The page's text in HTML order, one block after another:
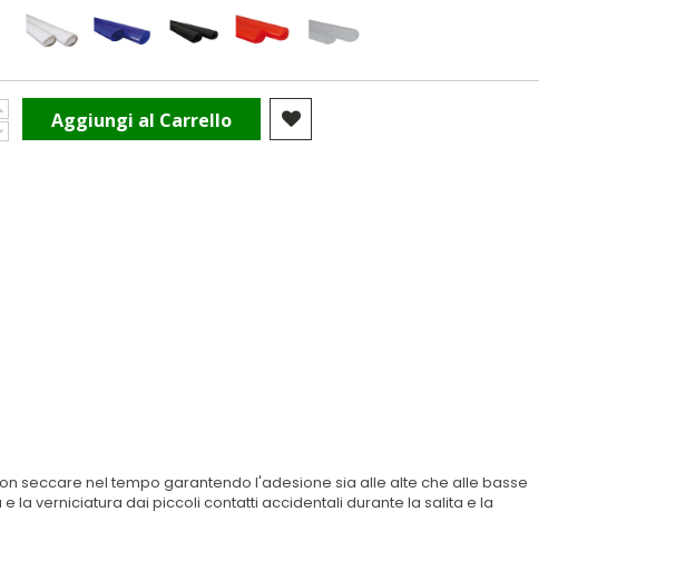
Aggiungi al Carrello
seccare nel tempo garantendo l'adesione sia alle alte che alle basse
la verniciatura dai piccoli contatti accidentali durante la salita e la